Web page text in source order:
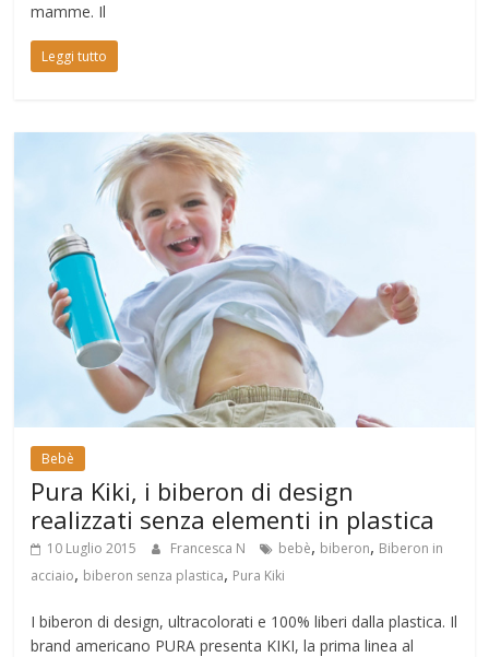
mamme. Il
Leggi tutto
Bebè
Pura Kiki, i biberon di design
realizzati senza elementi in plastica
10 Luglio 2015 Francesca N bebè, biberon, Biberon in
acciaio, biberon senza plastica, Pura Kiki
I biberon di design, ultracolorati e 100% liberi dalla plastica. Il
brand americano PURA presenta KIKI, la prima linea al